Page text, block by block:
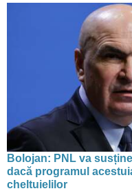
Bolojan: PNL va
dacă programul
cheltuielilor